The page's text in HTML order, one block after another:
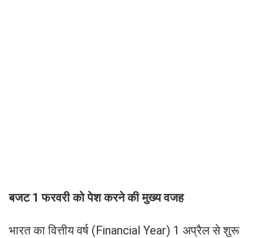
बजट 1 फरवरी को पेश करने की मुख्य वजह
भारत का वित्तीय वर्ष (Financial Year) 1 अप्रैल से शुरू